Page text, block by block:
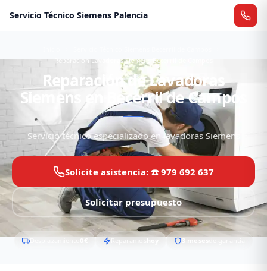
Servicio Técnico Siemens Palencia
Reparación Lavadoras Siemens Becerril de Campos
Reparación de Lavadoras
Siemens en Becerril de Campos
Servicio técnico especializado en lavadoras Siemens
Solicite asistencia: ☎️ 979 692 637
Solicitar presupuesto
Desplazamiento 0€ Reparamos hoy 3 mesesde garantía